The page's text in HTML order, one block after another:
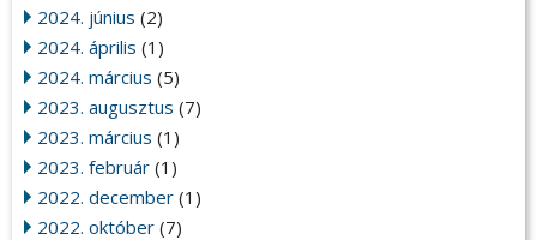
2024. június (2)
2024. április (1)
2024. március (5)
2023. augusztus (7)
2023. március (1)
2023. február (1)
2022. december (1)
2022. október (7)